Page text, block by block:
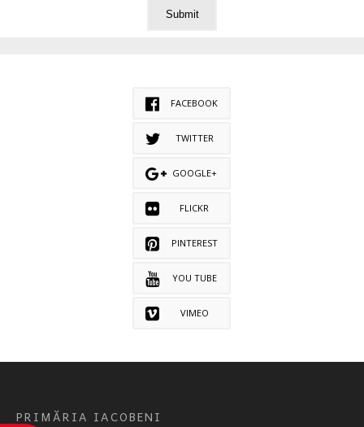
FACEBOOK
TWITTER
GOOGLE+
FLICKR
PINTEREST
YOU TUBE
VIMEO
PRIMĂRIA IACOBENI